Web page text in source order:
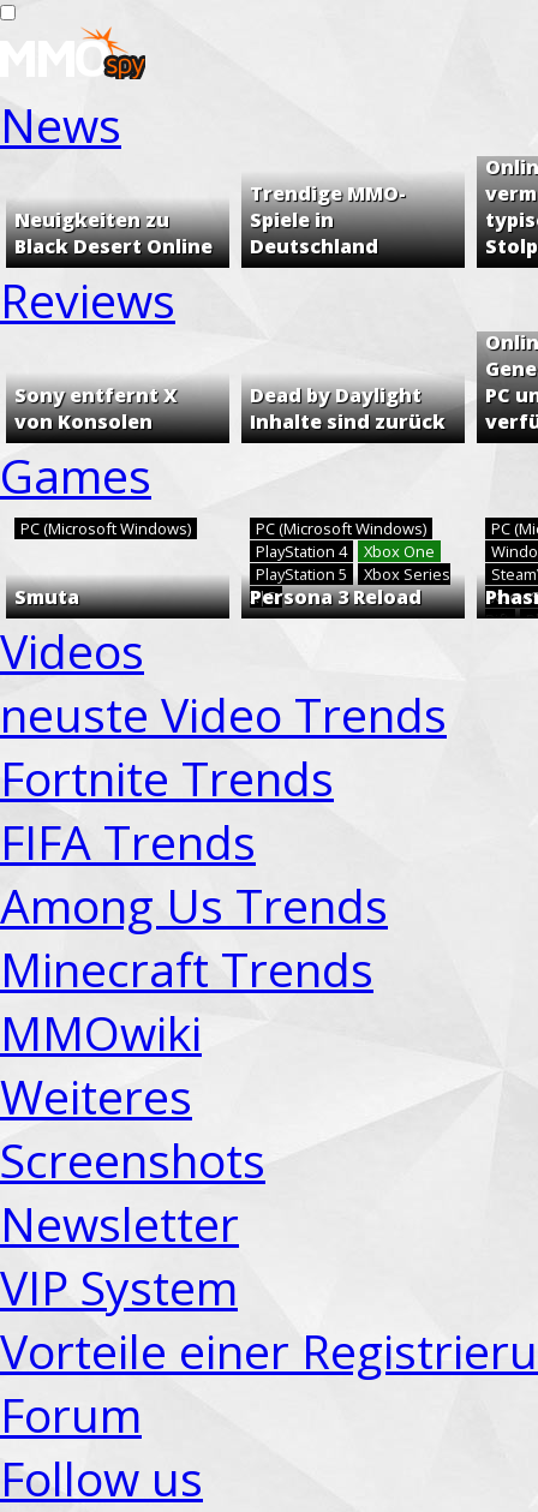
News
Neuigkeiten zu
Black Desert Online
Trendige MMO-
Spiele in
Deutschland
Reviews
Sony entfernt X
von Konsolen
Dead by Daylight
Inhalte sind zurück
PC
Games
PC (Microsoft Windows)
Smuta
PC (Microsoft Windows)
PlayStation 4
Xbox One
PlayStation 5
Xbox Series
X|S
Persona 3 Reload
PC
Xbox
Rift
Videos
neuste Video Trends
Fortnite Trends
FIFA Trends
Among Us Trends
Minecraft Trends
MMOwiki
Weiteres
Screenshots
Newsletter
VIP System
Vorteile einer
Forum
Follow us